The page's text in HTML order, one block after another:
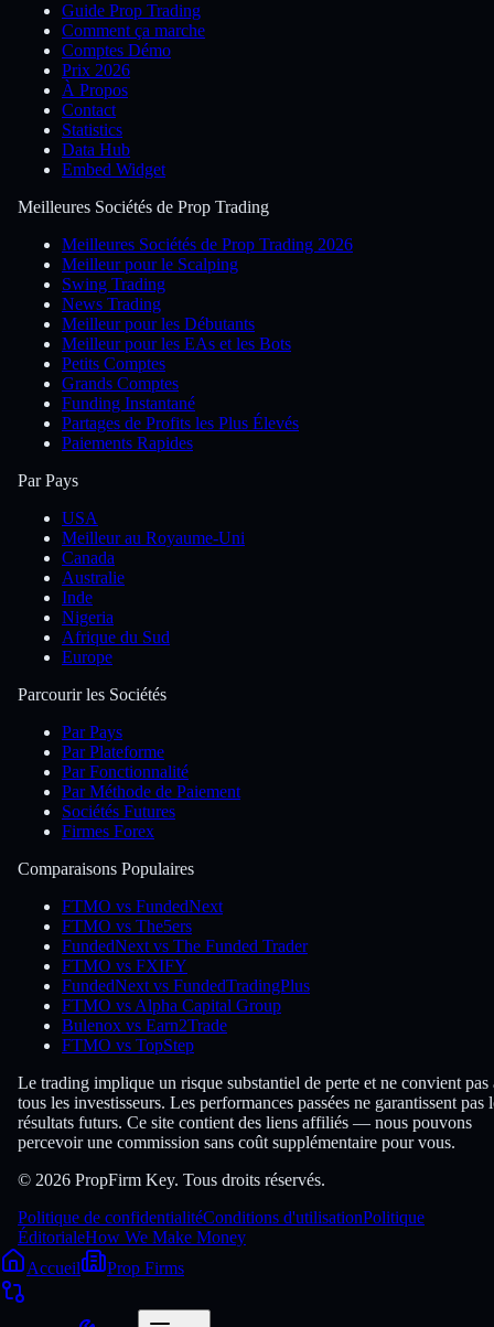
Guide Prop Trading
Comment ça marche
Comptes Démo
Prix 2026
À Propos
Contact
Statistics
Data Hub
Embed Widget
Meilleures Sociétés de Prop Trading
Meilleures Sociétés de Prop Trading 2026
Meilleur pour le Scalping
Swing Trading
News Trading
Meilleur pour les Débutants
Meilleur pour les EAs et les Bots
Petits Comptes
Grands Comptes
Funding Instantané
Partages de Profits les Plus Élevés
Paiements Rapides
Par Pays
USA
Meilleur au Royaume-Uni
Canada
Australie
Inde
Nigeria
Afrique du Sud
Europe
Parcourir les Sociétés
Par Pays
Par Plateforme
Par Fonctionnalité
Par Méthode de Paiement
Sociétés Futures
Firmes Forex
Comparaisons Populaires
FTMO vs FundedNext
FTMO vs The5ers
FundedNext vs The Funded Trader
FTMO vs FXIFY
FundedNext vs FundedTradingPlus
FTMO vs Alpha Capital Group
Bulenox vs Earn2Trade
FTMO vs TopStep
Le trading implique un risque substantiel de perte et ne convient pas
tous les investisseurs. Les performances passées ne garantissent pas
résultats futurs. Ce site contient des liens affiliés — nous pouvons
percevoir une commission sans coût supplémentaire pour vous.
© 2026 PropFirm Key. Tous droits réservés.
Politique de confidentialitéConditions d'utilisationPolitique
ÉditorialeHow We Make Money
Accueil
Prop Firms